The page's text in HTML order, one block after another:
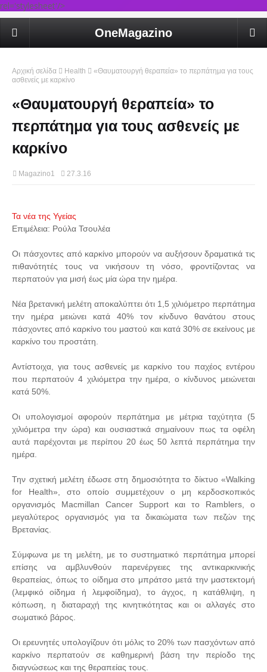
rel='stylesheet'/>
OneMagazino
Αρχική σελίδα Health
«Θαυματουργή θεραπεία» το περπάτημα για τους
ασθενείς με καρκίνο
«Θαυματουργή θεραπεία» το
περπάτημα για τους ασθενείς με
καρκίνο
Magazino1 27.3.16
Τα νέα της Υγείας
Επιμέλεια: Ρούλα Τσουλέα
Οι πάσχοντες από καρκίνο μπορούν να αυξήσουν δραματικά τις
πιθανότητές τους να νικήσουν τη νόσο, φροντίζοντας να
περπατούν για μισή έως μία ώρα την ημέρα.
Νέα βρετανική μελέτη αποκαλύπτει ότι 1,5 χιλιόμετρο περπάτημα
την ημέρα μειώνει κατά 40% τον κίνδυνο θανάτου στους
πάσχοντες από καρκίνο του μαστού και κατά 30% σε εκείνους με
καρκίνο του προστάτη.
Αντίστοιχα, για τους ασθενείς με καρκίνο του παχέος εντέρου
που περπατούν 4 χιλιόμετρα την ημέρα, ο κίνδυνος μειώνεται
κατά 50%.
Οι υπολογισμοί αφορούν περπάτημα με μέτρια ταχύτητα (5
χιλιόμετρα την ώρα) και ουσιαστικά σημαίνουν πως τα οφέλη
αυτά παρέχονται με περίπου 20 έως 50 λεπτά περπάτημα την
ημέρα.
Την σχετική μελέτη έδωσε στη δημοσιότητα το δίκτυο «Walking
for Health», στο οποίο συμμετέχουν ο μη κερδοσκοπικός
οργανισμός Macmillan Cancer Support και το Ramblers, ο
μεγαλύτερος οργανισμός για τα δικαιώματα των πεζών της
Βρετανίας.
Σύμφωνα με τη μελέτη, με το συστηματικό περπάτημα μπορεί
επίσης να αμβλυνθούν παρενέργειες της αντικαρκινικής
θεραπείας, όπως το οίδημα στο μπράτσο μετά την μαστεκτομή
(λεμφικό οίδημα ή λεμφοίδημα), το άγχος, η κατάθλιψη, η
κόπωση, η διαταραχή της κινητικότητας και οι αλλαγές στο
σωματικό βάρος.
Οι ερευνητές υπολογίζουν ότι μόλις το 20% των πασχόντων από
καρκίνο περπατούν σε καθημερινή βάση την περίοδο της
διαγνώσεως και της θεραπείας τους.